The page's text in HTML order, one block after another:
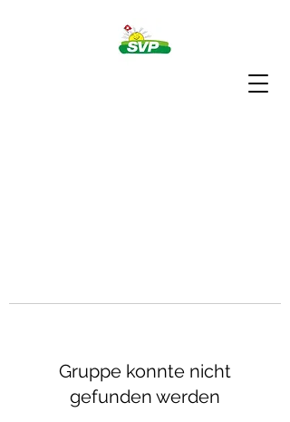
Gruppe konnte nicht
gefunden werden